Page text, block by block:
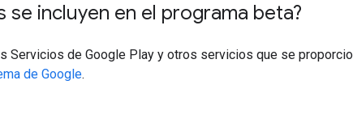
se incluyen en el programa beta?
Servicios de Google Play y otros servicios que se
de Google.